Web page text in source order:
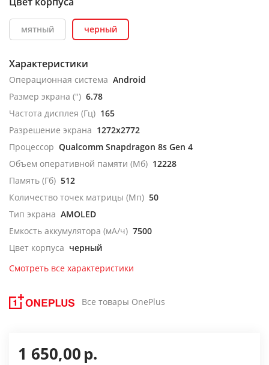
мятный черный
Характеристики
Операционная система Android
Размер экрана (") 6.78
Частота дисплея (Гц) 165
Разрешение экрана 1272x2772
Процессор Qualcomm Snapdragon 8s Gen 4
Объем оперативной памяти (Мб) 12228
Память (Гб) 512
Количество точек матрицы (Мп) 50
Тип экрана AMOLED
Емкость аккумулятора (мА/ч) 7500
Цвет корпуса черный
Смотреть все характеристики
Все товары OnePlus
1 650,00р.